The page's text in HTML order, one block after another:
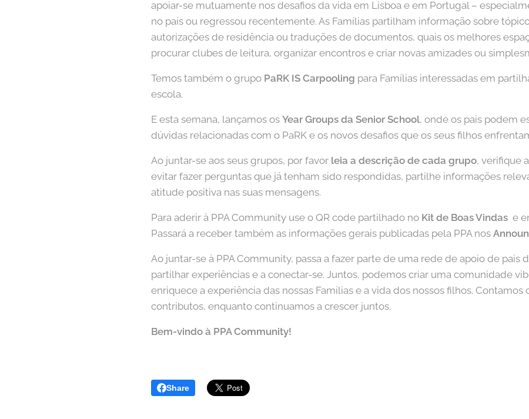
apoiar-se mutuamente nos desafios da vida em Lisboa e em Portugal –
no país ou regressou recentemente. As Famílias partilham informação sobre
autorizações de residência ou traduções de documentos, quais os melhores
procurar clubes de leitura, organizar encontros e criar novas amizades ou
Temos também o grupo PaRK IS Carpooling para Famílias interessadas em
escola.
E esta semana, lançamos os Year Groups da Senior School, onde os pais podem
dúvidas relacionadas com o PaRK e os novos desafios que os seus filhos
Ao juntar-se aos seus grupos, por favor leia a descrição de cada grupo, verifique
evitar fazer perguntas que já tenham sido respondidas, partilhe informações
atitude positiva nas suas mensagens.
Para aderir à PPA Community use o QR code partilhado no Kit de Boas Vindas e
Passará a receber também as informações gerais publicadas pela PPA nos
Ao juntar-se à PPA Community, passa a fazer parte de uma rede de apoio de pais
partilhar experiências e a conectar-se. Juntos, podemos criar uma comunidade
enriquece a experiência das nossas Famílias e a vida dos nossos filhos. Contamos
contributos, enquanto continuamos a crescer juntos.
Bem-vindo à PPA Community!
Share